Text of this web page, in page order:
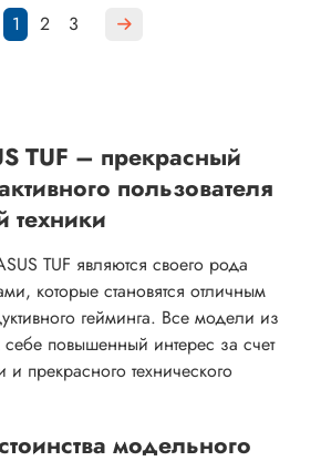
1 2 3
TUF – прекрасный
пользователя
техники
TUF являются своего рода
которые становятся отличным
гейминга. Все модели из
повышенный интерес за счет
прекрасного технического
модельного